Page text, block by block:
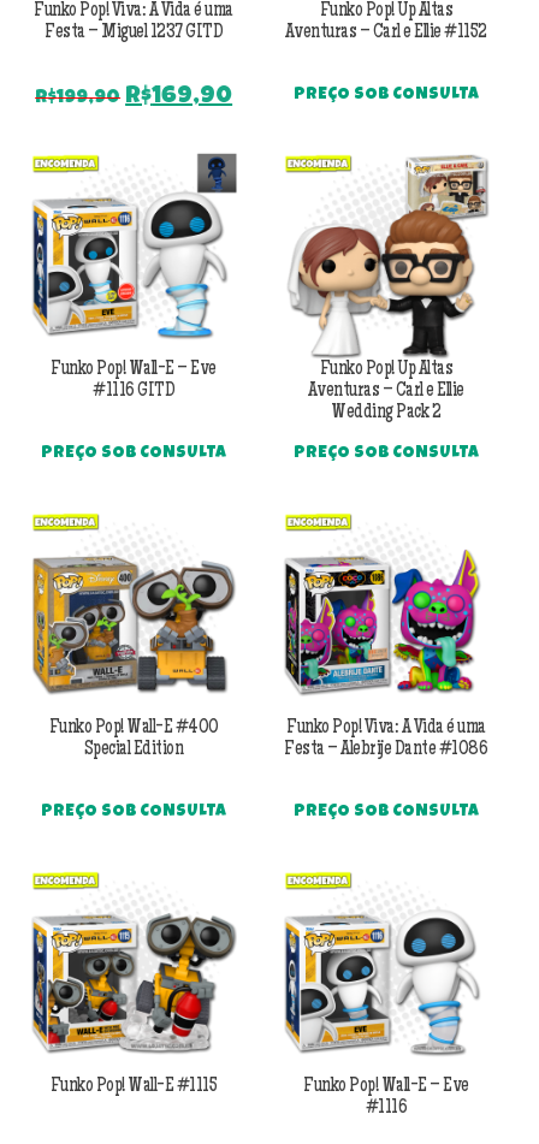
Funko Pop! Viva: A Vida é uma
Festa – Miguel 1237 GITD
R$199,90 O
original
R$199,90.
R$169,90O
atual
é:
Funko Pop! Up Altas
Aventuras – Carl e Ellie #1152
PREÇO SOB CONSULTA
Funko Pop! Wall-E – Eve
#1116 GITD
PREÇO SOB CONSULTA
Funko Pop! Up Altas
Aventuras – Carl e Ellie
Wedding Pack 2
PREÇO SOB CONSULTA
Funko Pop! Wall-E #400
Special Edition
PREÇO SOB CONSULTA
Funko Pop! Viva: A Vida é uma
Festa – Alebrije Dante #1086
PREÇO SOB CONSULTA
Funko Pop! Wall-E #1115
Funko Pop! Wall-E – Eve
#1116